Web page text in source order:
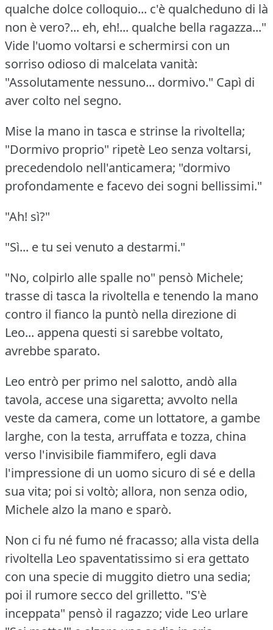
qualche dolce colloquio... c'è qualcheduno di là
non è vero?... eh, eh!... qualche bella ragazza..."
Vide l'uomo voltarsi e schermirsi con un
sorriso odioso di malcelata vanità:
"Assolutamente nessuno... dormivo." Capì di
aver colto nel segno.
Mise la mano in tasca e strinse la rivoltella;
"Dormivo proprio" ripetè Leo senza voltarsi,
precedendolo nell'anticamera; "dormivo
profondamente e facevo dei sogni bellissimi."
"Ah! sì?"
"Sì... e tu sei venuto a destarmi."
"No, colpirlo alle spalle no" pensò Michele;
trasse di tasca la rivoltella e tenendo la mano
contro il fianco la puntò nella direzione di
Leo... appena questi si sarebbe voltato,
avrebbe sparato.
Leo entrò per primo nel salotto, andò alla
tavola, accese una sigaretta; avvolto nella
veste da camera, come un lottatore, a gambe
larghe, con la testa, arruffata e tozza, china
verso l'invisibile fiammifero, egli dava
l'impressione di un uomo sicuro di sé e della
sua vita; poi si voltò; allora, non senza odio,
Michele alzo la mano e sparò.
Non ci fu né fumo né fracasso; alla vista della
rivoltella Leo spaventatissimo si era gettato
con una specie di muggito dietro una sedia;
poi il rumore secco del grilletto. "S'è
inceppata" pensò il ragazzo; vide Leo urlare